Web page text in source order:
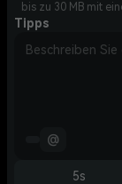
bis zu 30 MB mit
Tipps
@
5s